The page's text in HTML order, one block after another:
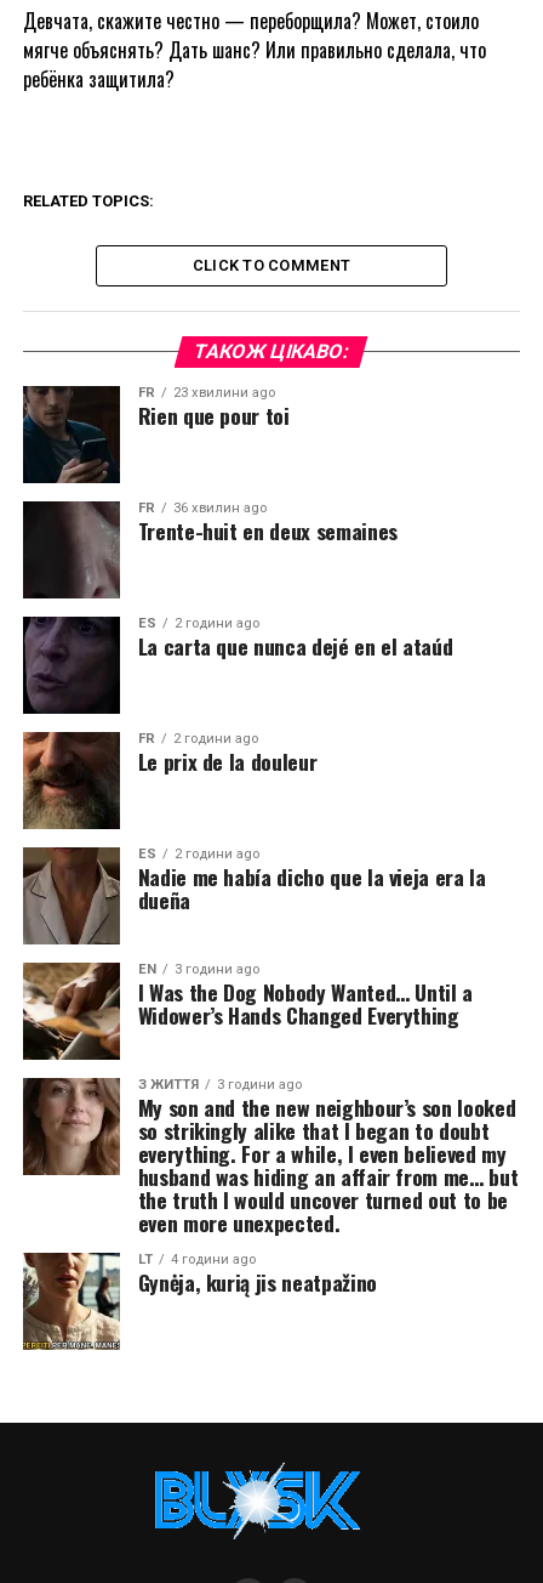
Девчата, скажите честно — переборщила? Может, стоило
мягче объяснять? Дать шанс? Или правильно сделала, что
ребёнка защитила?
RELATED TOPICS:
CLICK TO COMMENT
ТАКОЖ ЦІКАВО:
FR 23 хвилини ago
Rien que pour toi
FR 36 хвилин ago
Trente-huit en deux semaines
ES 2 години ago
La carta que nunca dejé en el ataúd
FR 2 години ago
Le prix de la douleur
ES 2 години ago
Nadie me había dicho que la vieja era la
dueña
EN 3 години ago
I Was the Dog Nobody Wanted… Until a
Widower’s Hands Changed Everything
З ЖИТТЯ 3 години ago
My son and the new neighbour’s son looked
so strikingly alike that I began to doubt
everything. For a while, I even believed my
husband was hiding an affair from me… but
the truth I would uncover turned out to be
even more unexpected.
LT 4 години ago
Gynėja, kurią jis neatpažino